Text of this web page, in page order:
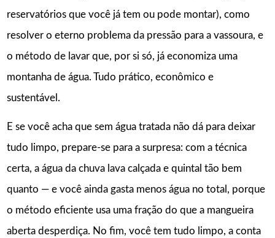
reservatórios que você já tem ou pode montar), como
resolver o eterno problema da pressão para a vassoura, e
o método de lavar que, por si só, já economiza uma
montanha de água. Tudo prático, econômico e
sustentável.
E se você acha que sem água tratada não dá para deixar
tudo limpo, prepare-se para a surpresa: com a técnica
certa, a água da chuva lava calçada e quintal tão bem
quanto — e você ainda gasta menos água no total, porque
o método eficiente usa uma fração do que a mangueira
aberta desperdiça. No fim, você tem tudo limpo, a conta